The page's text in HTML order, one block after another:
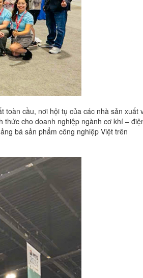
toàn cầu, nơi hội tụ của các nhà sản xuất
thức cho doanh nghiệp ngành cơ khí –
bá sản phẩm công nghiệp Việt trên